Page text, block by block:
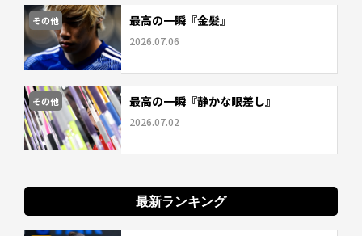
その他 最高の一瞬『金髪』
2026.07.06
その他 最高の一瞬『静かな眼差し』
2026.07.02
最新ランキング